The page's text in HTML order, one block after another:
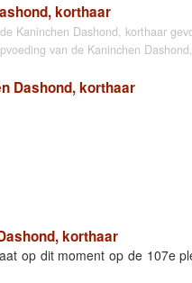
korthaar
Kaninchen Dashond, korthaar
van de Kaninchen
Dashond, korthaar
korthaar
op dit moment op de 107e